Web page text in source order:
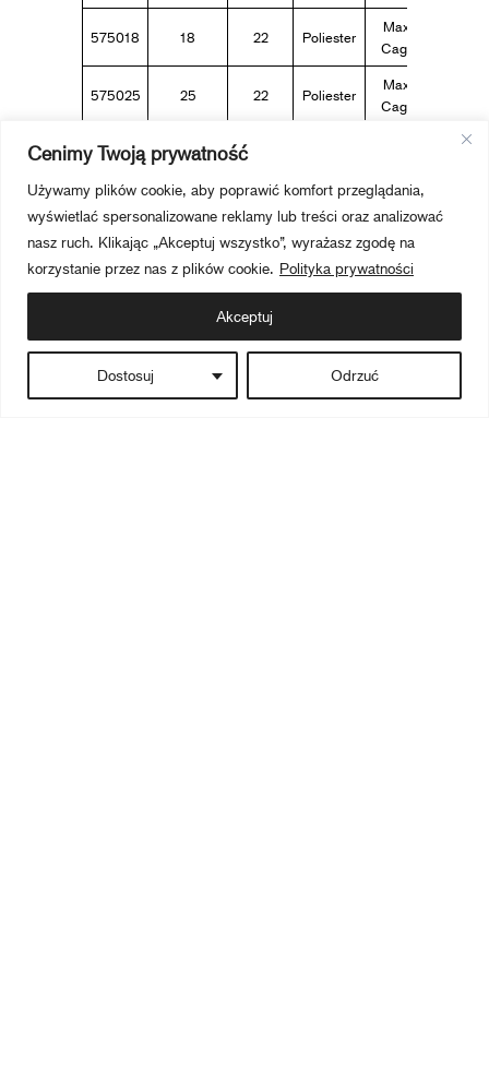
Cenimy Twoją prywatność
Używamy plików cookie, aby poprawić komfort przeglądania,
wyświetlać spersonalizowane reklamy lub treści oraz analizować
nasz ruch. Klikając „Akceptuj wszystko”, wyrażasz zgodę na
korzystanie przez nas z plików cookie. Polityka prywatności
Dostosuj Odrzuć
Akceptuj
575018 18 22 Poliester
Maxi
Cage
575025 25 22 Poliester
Maxi
Cage